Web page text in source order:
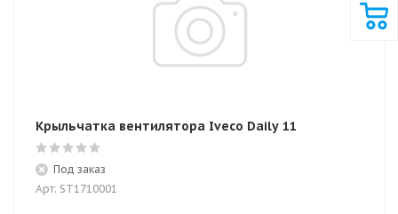
Крыльчатка вентилятора Iveco Daily 11
Под заказ
Арт: ST1710001